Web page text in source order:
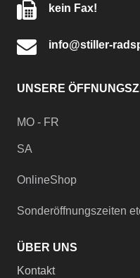
kein Fax!
info@stiller-
UNSERE
MO - FR
SA
OnlineShop
Sonderöffnungszeiten
ÜBER UNS
Kontakt